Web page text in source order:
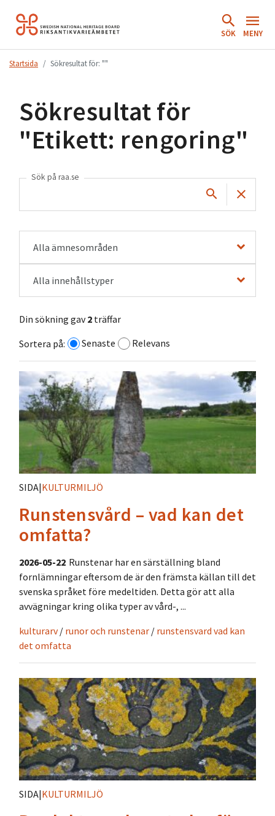
Hoppa
till
SÖK MENY
Startsida Sökresultat för: ""
Sökresultat för
"Etikett: rengoring"
Sök på raa.se
Alla ämnesområden
Alla innehållstyper
Din sökning gav2 träffar
Sortera på:
Senaste Relevans
SIDA|KULTURMILJÖ
Runstensvård – vad kan det
omfatta?
2026-05-22 Runstenar har en särställning bland
fornlämningar eftersom de är den främsta källan till det
svenska språket före medeltiden. Detta gör att alla
avvägningar kring olika typer av vård-, ...
kulturarv / runor och runstenar / runstensvard vad kan
det omfatta
SIDA|KULTURMILJÖ